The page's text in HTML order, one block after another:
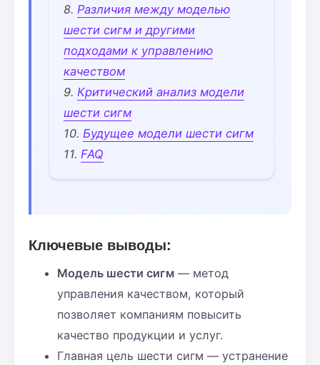
Различия между моделью
шести сигм и другими
подходами к управлению
качеством
Критический анализ модели
шести сигм
Будущее модели шести сигм
FAQ
Ключевые выводы:
Модель шести сигм — метод
управления качеством, который
позволяет компаниям повысить
качество продукции и услуг.
Главная цель шести сигм — устранение